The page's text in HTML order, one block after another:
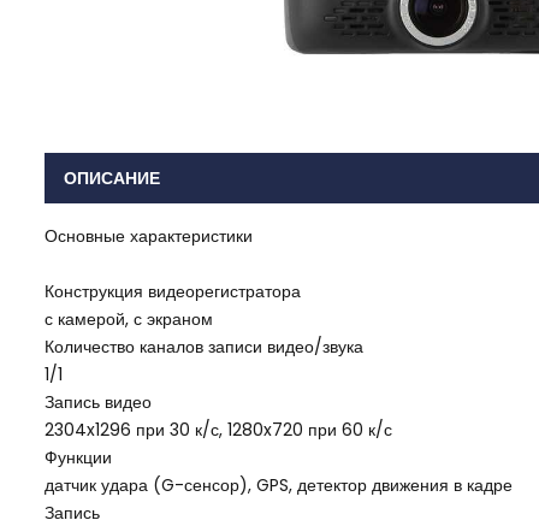
ОПИСАНИЕ
Основные характеристики
Конструкция видеорегистратора
с камерой, с экраном
Количество каналов записи видео/звука
1/1
Запись видео
2304x1296 при 30 к/с, 1280x720 при 60 к/с
Функции
датчик удара (G-сенсор), GPS, детектор движения в кадре
Запись